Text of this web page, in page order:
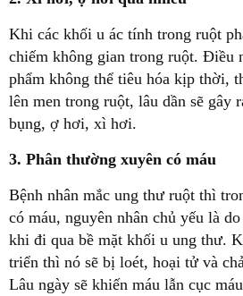
Khi các khối u ác tính trong ruột
chiếm không gian trong ruột. Điều
phẩm không thể tiêu hóa kịp thời,
lên men trong ruột, lâu dần sẽ gây
bụng, ợ hơi, xì hơi.
3. Phân thường xuyên có máu
Bệnh nhân mắc ung thư ruột thì
có máu, nguyên nhân chủ yếu là
khi đi qua bề mặt khối u ung thư.
triển thì nó sẽ bị loét, hoại tử và
Lâu ngày sẽ khiến máu lẫn cục